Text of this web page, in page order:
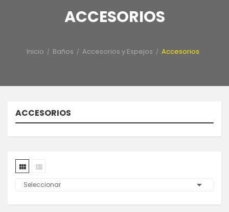
ACCESORIOS
Inicio Baños Accesorios y Espejos Accesorios
ACCESORIOS
 
Seleccionar 